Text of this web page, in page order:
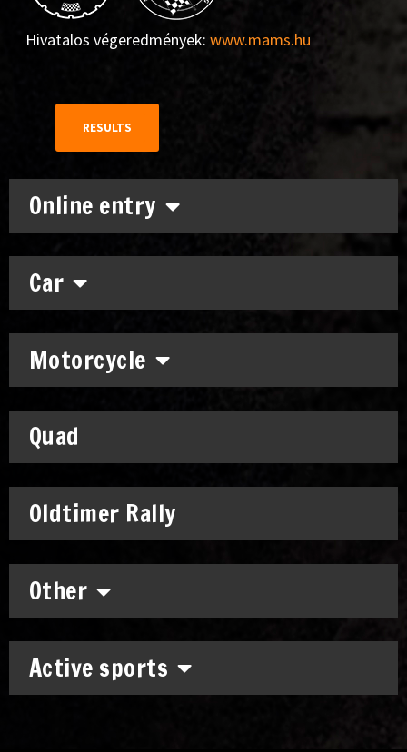
Online entry
Car
Motorcycle
Quad
Oldtimer Rally
Other
Active sports
Hivatalos végeredmények: www.mams.hu
RESULTS